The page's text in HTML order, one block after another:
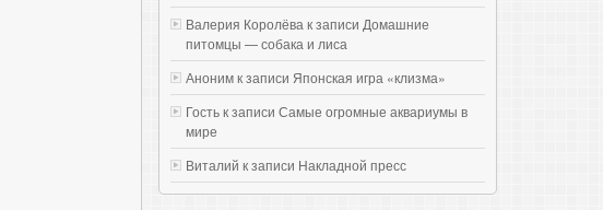
Валерия Королёва к записи Домашние
питомцы — собака и лиса
Аноним к записи Японская игра «клизма»
Гость к записи Самые огромные аквариумы в
мире
Виталий к записи Накладной пресс